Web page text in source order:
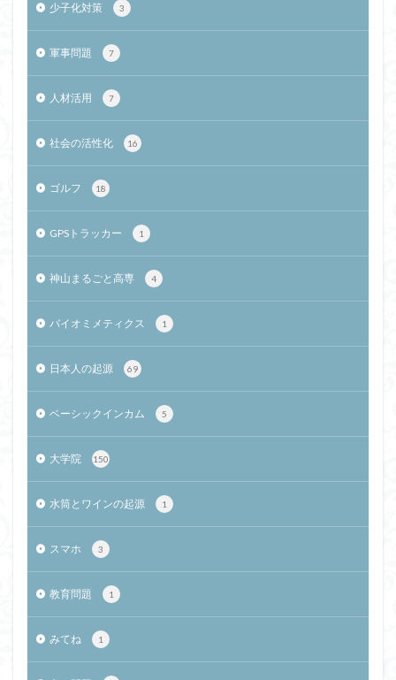
少子化対策 3
軍事問題 7
人材活用 7
社会の活性化 16
ゴルフ 18
GPSトラッカー 1
神山まるごと高専 4
バイオミメティクス 1
日本人の起源 69
ベーシックインカム 5
大学院 150
水筒とワインの起源 1
スマホ 3
教育問題 1
みてね 1